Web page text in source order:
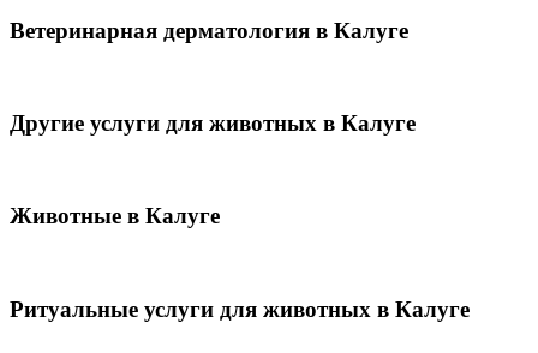
Ветеринарная дерматология в Калуге
Другие услуги для животных в Калуге
Животные в Калуге
Ритуальные услуги для животных в Калуге